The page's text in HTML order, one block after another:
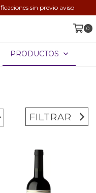
sin previo aviso
0
PRODUCTOS
FILTRAR